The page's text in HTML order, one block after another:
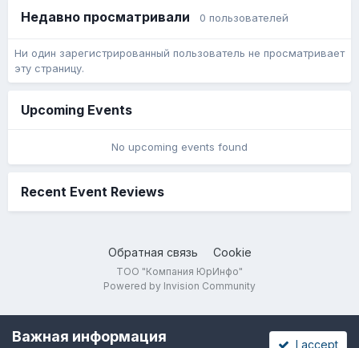
Недавно просматривали 0 пользователей
Ни один зарегистрированный пользователь не просматривает
эту страницу.
Upcoming Events
No upcoming events found
Recent Event Reviews
Обратная связь Cookie
ТОО "Компания ЮрИнфо"
Powered by Invision Community
Важная информация I accept